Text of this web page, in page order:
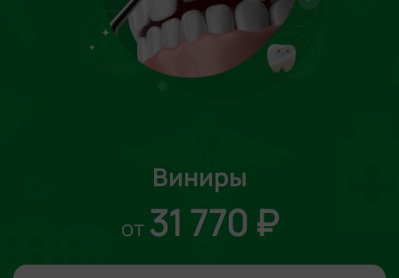
сайту:
+7 (4932) 92-09-47
Пн-Сб: 8:00 - 21:00, Вс: 8:00 - 15:00
Иваново, ул. Крутицкая, д. 13
Виниры
от31 770 ₽